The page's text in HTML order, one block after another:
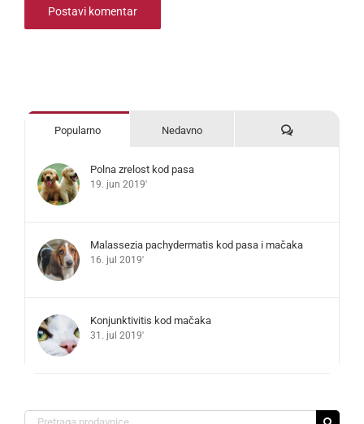
Popularno Nedavno Komentari
Polna zrelost kod pasa
19. jun 2019'
Malassezia pachydermatis kod pasa i mačaka
16. jul 2019'
Konjunktivitis kod mačaka
31. jul 2019'
Search